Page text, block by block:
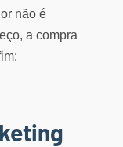
não é
a compra